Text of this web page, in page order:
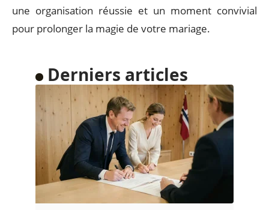
une organisation réussie et un moment convivial
pour prolonger la magie de votre mariage.
Derniers articles